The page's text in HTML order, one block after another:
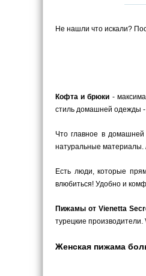
Не нашли что искали?
Кофта и брюки -
стиль домашней одежды
Что главное в
натуральные материалы.
Есть люди, которые
влюбиться! Удобно и
Пижамы от Vienetta
турецкие
Женская пижама